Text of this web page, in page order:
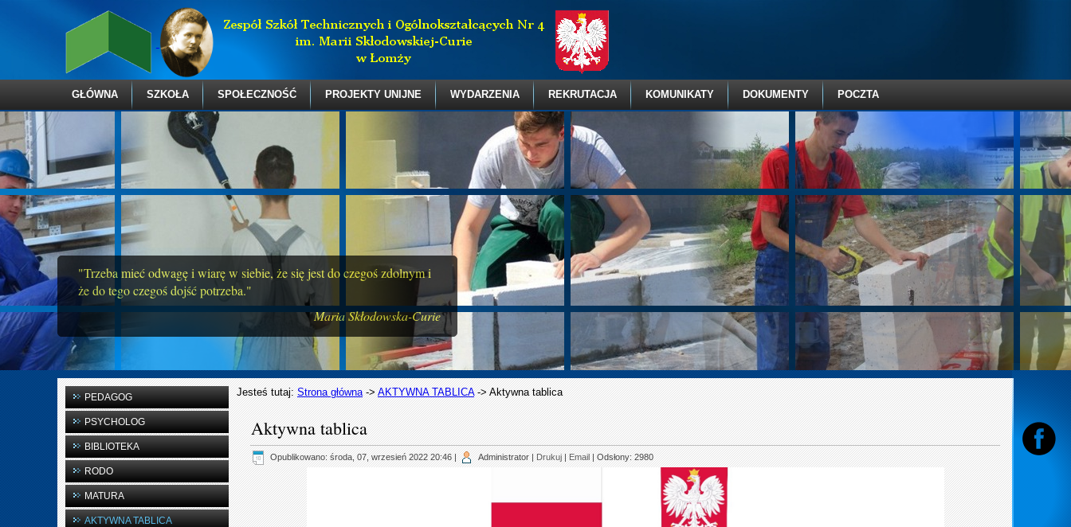
"Trzeba mieć odwagę i wiarę w siebie, że się jest do czegoś zdolnym i
że do tego czegoś dojść potrzeba."
Maria Skłodowska-Curie
GŁÓWNA SZKOŁA SPOŁECZNOŚĆ PROJEKTY UNIJNE WYDARZENIA REKRUTACJA KOMUNIKATY DOKUMENTY POCZTA
PEDAGOG
PSYCHOLOG
BIBLIOTEKA
RODO
MATURA
AKTYWNA TABLICA
Jesteś tutaj: Strona główna-> AKTYWNA TABLICA-> Aktywna tablica
Aktywna tablica
Opublikowano: środa, 07, wrzesień 2022 20:46 | Administrator | Drukuj | Email | Odsłony: 2980